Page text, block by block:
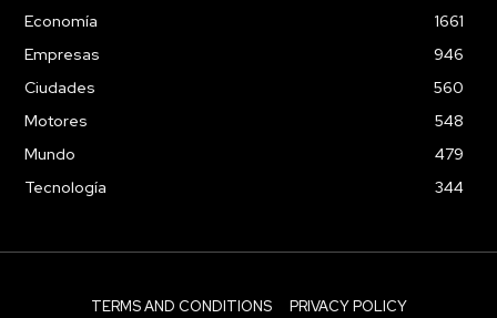
Economía
1661
Empresas
946
Ciudades
560
Motores
548
Mundo
479
Tecnología
344
TERMS AND CONDITIONS PRIVACY POLICY